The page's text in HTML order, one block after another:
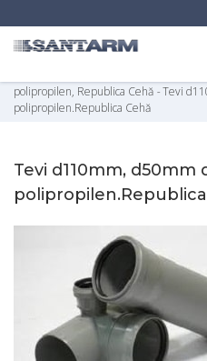
Țevi
polipropilen, Republica Cehă -Tevi
polipropilen.Republica Cehă
Tevi d110mm, d50mm